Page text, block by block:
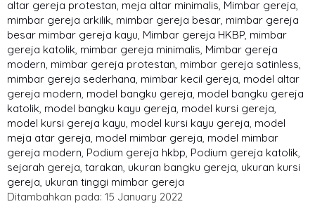
altar gereja protestan, meja altar minimalis, Mimbar gereja,
mimbar gereja arkilik, mimbar gereja besar, mimbar gereja
besar mimbar gereja kayu, Mimbar gereja HKBP, mimbar
gereja katolik, mimbar gereja minimalis, Mimbar gereja
modern, mimbar gereja protestan, mimbar gereja satinless,
mimbar gereja sederhana, mimbar kecil gereja, model altar
gereja modern, model bangku gereja, model bangku gereja
katolik, model bangku kayu gereja, model kursi gereja,
model kursi gereja kayu, model kursi kayu gereja, model
meja atar gereja, model mimbar gereja, model mimbar
gereja modern, Podium gereja hkbp, Podium gereja katolik,
sejarah gereja, tarakan, ukuran bangku gereja, ukuran kursi
gereja, ukuran tinggi mimbar gereja
Ditambahkan pada: 15 January 2022